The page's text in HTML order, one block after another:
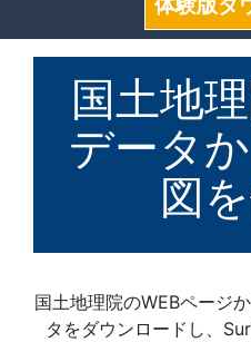
国土地
データ
図
国土地理院のWEBページ
タをダウンロードし、